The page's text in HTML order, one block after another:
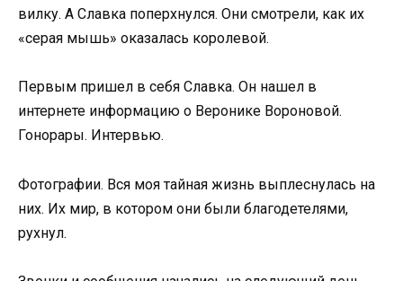
вилку. А Славка поперхнулся. Они смотрели, как их
«серая мышь» оказалась королевой.
Первым пришел в себя Славка. Он нашел в
интернете информацию о Веронике Вороновой.
Гонорары. Интервью.
Фотографии. Вся моя тайная жизнь выплеснулась на
них. Их мир, в котором они были благодетелями,
рухнул.